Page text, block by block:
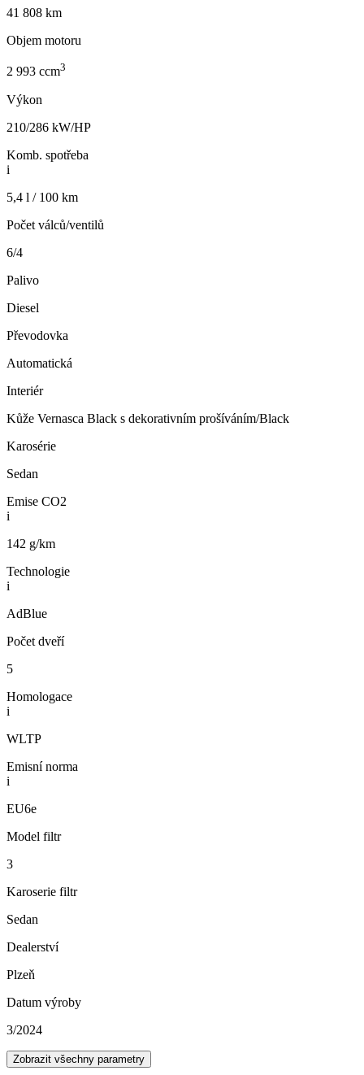
41 808 km
Objem motoru
2 993 ccm3
Výkon
210/286 kW/HP
Komb. spotřeba
i
5,4 l / 100 km
Počet válců/ventilů
6/4
Palivo
Diesel
Převodovka
Automatická
Interiér
Kůže Vernasca Black s dekorativním prošíváním/Black
Karosérie
Sedan
Emise CO2
i
142 g/km
Technologie
i
AdBlue
Počet dveří
5
Homologace
i
WLTP
Emisní norma
i
EU6e
Model filtr
3
Karoserie filtr
Sedan
Dealerství
Plzeň
Datum výroby
3/2024
Zobrazit všechny parametry